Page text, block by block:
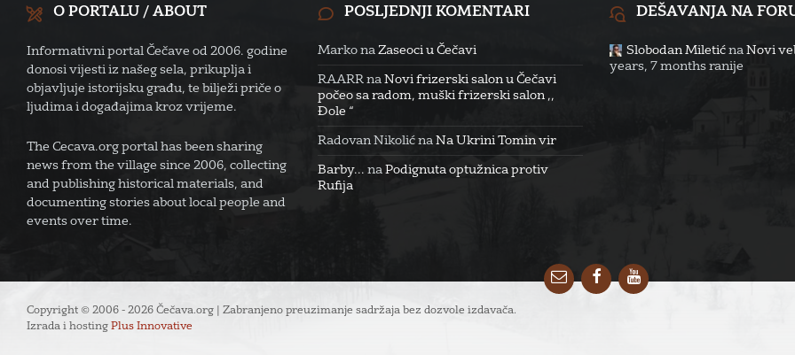
O PORTALU / ABOUT
Informativni portal Čečave od 2006. godine
donosi vijesti iz našeg sela, prikuplja i
objavljuje istorijsku građu, te bilježi priče o
ljudima i događajima kroz vrijeme.
The Cecava.org portal has been sharing
news from the village since 2006, collecting
and publishing historical materials, and
documenting stories about local people and
events over time.
POSLJEDNJI KOMENTARI
Marko na Zaseoci u Čečavi
RAARR naNovi frizerski salon u Čečavi
počeo sa radom, muški frizerski salon ,,
Đole “
Radovan Nikolić naNa Ukrini Tomin vir
Barby... naPodignuta optužnica protiv
Rufija
DEŠAVANJA NA
Slobodan Miletićna Novi
years, 7 months ranije
EmailFacebookYouTube
Copyright © 2006 - 2026 Čečava.org | Zabranjeno preuzimanje sadržaja bez dozvole izdavača.
Izrada i hosting Plus Innovative